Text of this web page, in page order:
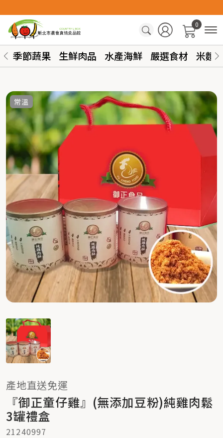
0
季節蔬果 生鮮肉品 水產海鮮 嚴選食材 米麵
常溫
產地直送免運
『御正童仔雞』(無添加豆粉)純雞肉鬆
3罐禮盒
21240997